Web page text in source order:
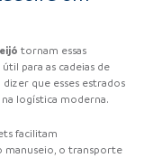
tornam essas
para as cadeias de
que esses estrados
logística moderna.
facilitam
manuseio, o transporte